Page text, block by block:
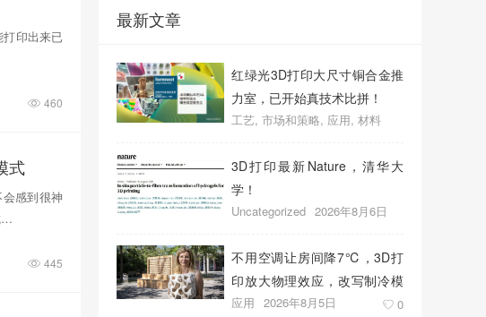
印出来已
460
式
感到很神
…
445
最新文章
红绿光3D打印大尺寸铜合金推
力室，已开始真技术比拼！
工艺, 市场和策略, 应用, 材料
3D打印最新Nature，清华大
学！
Uncategorized 2026年8月6日
不用空调让房间降7℃，3D打
印放大物理效应，改写制冷模
式
应用 2026年8月5日 0